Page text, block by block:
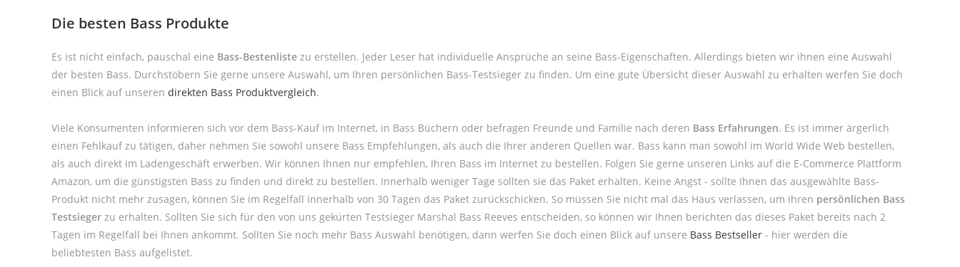
Die besten Bass Produkte
Es ist nicht einfach, pauschal eine Bass-Bestenliste zu erstellen. Jeder Leser hat individuelle Ansprüche an seine Bass-Eigenschaften. Allerdings bieten wir ihnen eine Auswahl
der besten Bass. Durchstöbern Sie gerne unsere Auswahl, um Ihren persönlichen Bass-Testsieger zu finden. Um eine gute Übersicht dieser Auswahl zu erhalten werfen Sie doch
einen Blick auf unseren direkten Bass Produktvergleich.
Viele Konsumenten informieren sich vor dem Bass-Kauf im Internet, in Bass Büchern oder befragen Freunde und Familie nach deren Bass Erfahrungen. Es ist immer ärgerlich
einen Fehlkauf zu tätigen, daher nehmen Sie sowohl unsere Bass Empfehlungen, als auch die Ihrer anderen Quellen war. Bass kann man sowohl im World Wide Web bestellen,
als auch direkt im Ladengeschäft erwerben. Wir können Ihnen nur empfehlen, Ihren Bass im Internet zu bestellen. Folgen Sie gerne unseren Links auf die E-Commerce Plattform
Amazon, um die günstigsten Bass zu finden und direkt zu bestellen. Innerhalb weniger Tage sollten sie das Paket erhalten. Keine Angst - sollte Ihnen das ausgewählte Bass-
Produkt nicht mehr zusagen, können Sie im Regelfall innerhalb von 30 Tagen das Paket zurückschicken. So müssen Sie nicht mal das Haus verlassen, um ihren persönlichen Bass
Testsieger zu erhalten. Sollten Sie sich für den von uns gekürten Testsieger Marshal Bass Reeves entscheiden, so können wir Ihnen berichten das dieses Paket bereits nach 2
Tagen im Regelfall bei Ihnen ankommt. Sollten Sie noch mehr Bass Auswahl benötigen, dann werfen Sie doch einen Blick auf unsere Bass Bestseller - hier werden die
beliebtesten Bass aufgelistet.